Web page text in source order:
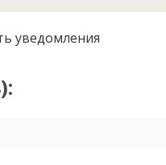
уведомления
):